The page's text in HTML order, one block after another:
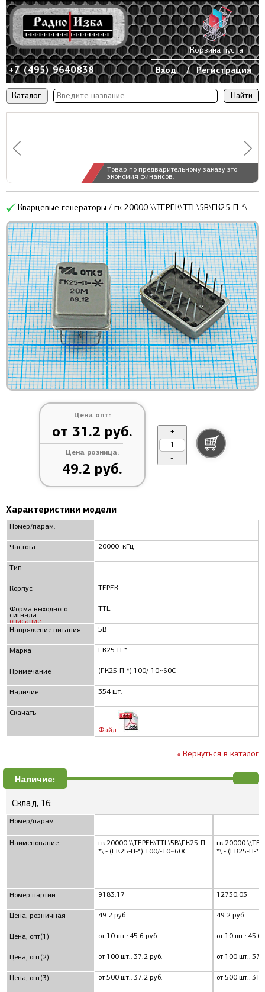
Каталог
Товар по предварительному заказу это
экономия финансов.
+7 (495) 9640838 Вход / Регистрация
Корзина пуста
Кварцевые генераторы / гк 20000 \\ТЕРЕК\TTL\5В\ГК25-П-*\
Цена опт:
от 31.2 руб.
Цена розница:
49.2 руб.
+
-
Характеристики модели
Номер/парам.
Частота
Тип
Корпус
Форма выходного
сигнала
описание
Напряжение питания
Марка
Примечание
Наличие
Скачать
-
20000 кГц
ТЕРЕК
TTL
5В
ГК25-П-*
(ГК25-П-*) 100/-10~60C
354 шт.
Файл
« Вернуться в каталог
Наличие:
Склад, 16:
Номер/парам.
Наименование
Номер партии
Цена, розничная
Цена, опт(1)
Цена, опт(2)
Цена, опт(3)
гк 20000 \\ТЕРЕК\TTL\5В\ГК25-П-
*\ - (ГК25-П-*) 100/-10~60C
9183.17
49.2 руб.
от 10 шт.: 45.6 руб.
от 100 шт.: 37.2 руб.
от 500 шт.: 37.2 руб.
гк 20000
*\ - (ГК25-П-*)
12730.03
49.2 руб.
от 10 шт.: 45.6
от 100 шт.:
от 500 шт.: